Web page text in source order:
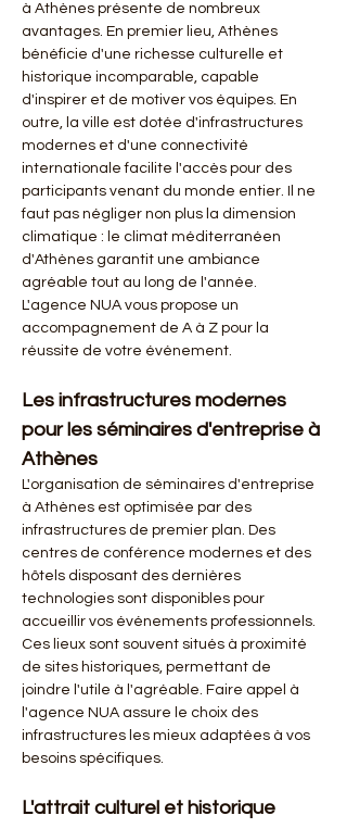
à Athènes présente de nombreux
avantages. En premier lieu, Athènes
bénéficie d'une richesse culturelle et
historique incomparable, capable
d'inspirer et de motiver vos équipes. En
outre, la ville est dotée d'infrastructures
modernes et d'une connectivité
internationale facilite l'accès pour des
participants venant du monde entier. Il ne
faut pas négliger non plus la dimension
climatique : le climat méditerranéen
d'Athènes garantit une ambiance
agréable tout au long de l'année.
L'agence NUA vous propose un
accompagnement de A à Z pour la
réussite de votre événement.
Les infrastructures modernes
pour les séminaires d'entreprise à
Athènes
L'organisation de séminaires d'entreprise
à Athènes est optimisée par des
infrastructures de premier plan. Des
centres de conférence modernes et des
hôtels disposant des dernières
technologies sont disponibles pour
accueillir vos événements professionnels.
Ces lieux sont souvent situés à proximité
de sites historiques, permettant de
joindre l'utile à l'agréable. Faire appel à
l'agence NUA assure le choix des
infrastructures les mieux adaptées à vos
besoins spécifiques.
L'attrait culturel et historique